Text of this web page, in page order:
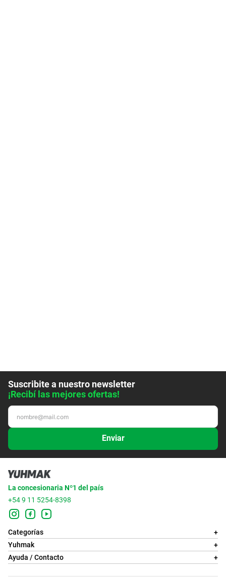
Suscribite a nuestro newsletter
¡Recibí las mejores ofertas!
Enviar
La concesionaria Nº1 del país
+54 9 11 5254-8398
Categorías
+
Yuhmak
+
Ayuda / Contacto
+